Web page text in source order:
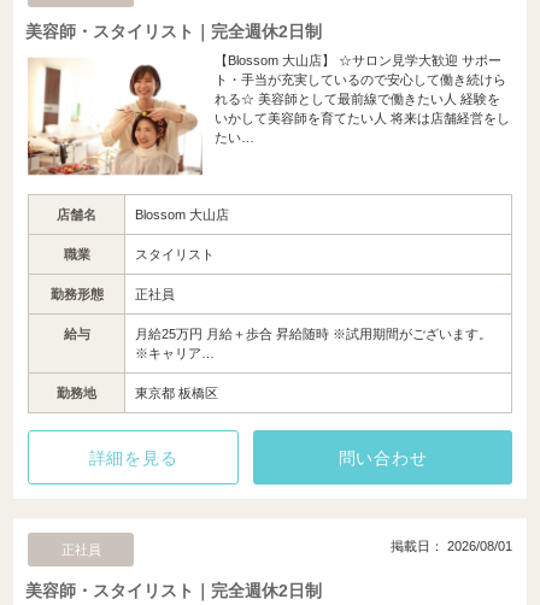
美容師・スタイリスト｜完全週休2日制
【Blossom 大山店】 ☆サロン見学大歓迎 サポー
ト・手当が充実しているので安心して働き続けら
れる☆ 美容師として最前線で働きたい人 経験を
いかして美容師を育てたい人 将来は店舗経営をし
たい…
店舗名 Blossom 大山店
職業 スタイリスト
勤務形態 正社員
給与
月給25万円 月給＋歩合 昇給随時 ※試用期間がございます。
※キャリア…
勤務地 東京都 板橋区
詳細を見る 問い合わせ
正社員 掲載日： 2026/08/01
美容師・スタイリスト｜完全週休2日制